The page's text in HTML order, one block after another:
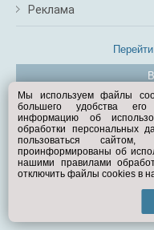
Реклама
©
Мы используем файлы
большего удобства
информацию об
обработки персональных
пользоваться
проинформированы об
нашими правилами
отключить файлы cookies в